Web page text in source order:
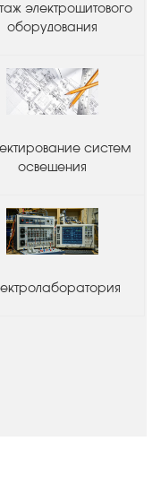
электрощитового
оборудования
систем
освещения